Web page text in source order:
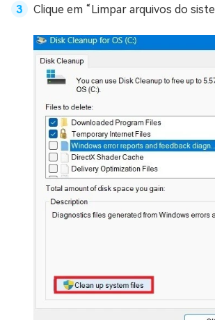
Clique em “Limpar arquivos do